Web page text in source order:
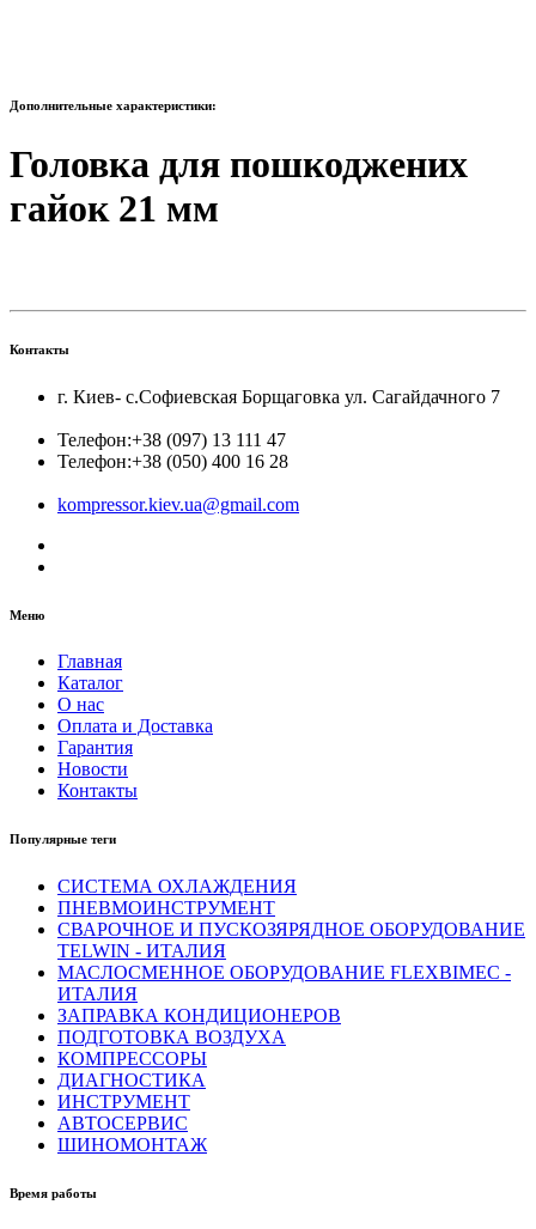
Дополнительные характеристики:
Головка для пошкоджених
гайок 21 мм
Контакты
г. Киев- с.Софиевская Борщаговка ул. Сагайдачного 7
Телефон:+38 (097) 13 111 47
Телефон:+38 (050) 400 16 28
kompressor.kiev.ua@gmail.com
Меню
Главная
Каталог
О нас
Оплата и Доставка
Гарантия
Новости
Контакты
Популярные теги
СИСТЕМА ОХЛАЖДЕНИЯ
ПНЕВМОИНСТРУМЕНТ
СВАРОЧНОЕ И ПУСКОЗЯРЯДНОЕ ОБОРУДОВАНИЕ
TELWIN - ИТАЛИЯ
МАСЛОСМЕННОЕ ОБОРУДОВАНИЕ FLEXBIMEC -
ИТАЛИЯ
ЗАПРАВКА КОНДИЦИОНЕРОВ
ПОДГОТОВКА ВОЗДУХА
КОМПРЕССОРЫ
ДИАГНОСТИКА
ИНСТРУМЕНТ
АВТОСЕРВИС
ШИНОМОНТАЖ
Время работы